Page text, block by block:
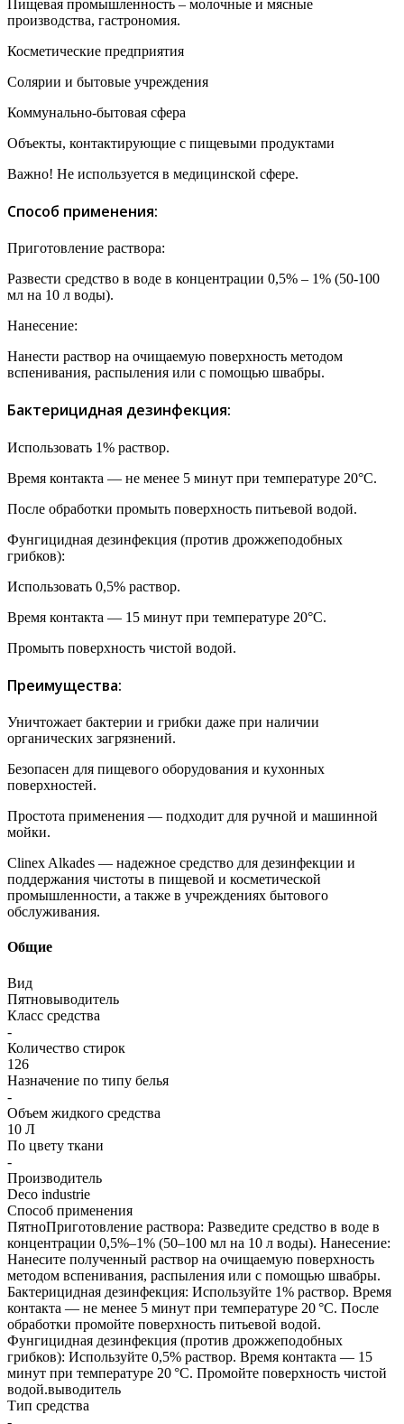
Пищевая промышленность – молочные и мясные
производства, гастрономия.
Косметические предприятия
Солярии и бытовые учреждения
Коммунально-бытовая сфера
Объекты, контактирующие с пищевыми продуктами
Важно! Не используется в медицинской сфере.
Способ применения:
Приготовление раствора:
Развести средство в воде в концентрации 0,5% – 1% (50-100
мл на 10 л воды).
Нанесение:
Нанести раствор на очищаемую поверхность методом
вспенивания, распыления или с помощью швабры.
Бактерицидная дезинфекция:
Использовать 1% раствор.
Время контакта — не менее 5 минут при температуре 20°C.
После обработки промыть поверхность питьевой водой.
Фунгицидная дезинфекция (против дрожжеподобных
грибков):
Использовать 0,5% раствор.
Время контакта — 15 минут при температуре 20°C.
Промыть поверхность чистой водой.
Преимущества:
Уничтожает бактерии и грибки даже при наличии
органических загрязнений.
Безопасен для пищевого оборудования и кухонных
поверхностей.
Простота применения — подходит для ручной и машинной
мойки.
Clinex Alkades — надежное средство для дезинфекции и
поддержания чистоты в пищевой и косметической
промышленности, а также в учреждениях бытового
обслуживания.
Общие
Вид
Пятновыводитель
Класс средства
-
Количество стирок
126
Назначение по типу белья
-
Объем жидкого средства
10 Л
По цвету ткани
-
Производитель
Deco industrie
Способ применения
ПятноПриготовление раствора: Разведите средство в воде в
концентрации 0,5%–1% (50–100 мл на 10 л воды). Нанесение:
Нанесите полученный раствор на очищаемую поверхность
методом вспенивания, распыления или с помощью швабры.
Бактерицидная дезинфекция: Используйте 1% раствор. Время
контакта — не менее 5 минут при температуре 20 °C. После
обработки промойте поверхность питьевой водой.
Фунгицидная дезинфекция (против дрожжеподобных
грибков): Используйте 0,5% раствор. Время контакта — 15
минут при температуре 20 °C. Промойте поверхность чистой
водой.выводитель
Тип средства